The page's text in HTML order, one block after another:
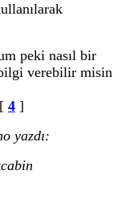
peki nasıl bir
verebilir misin
[ 4 ]
yazdı: